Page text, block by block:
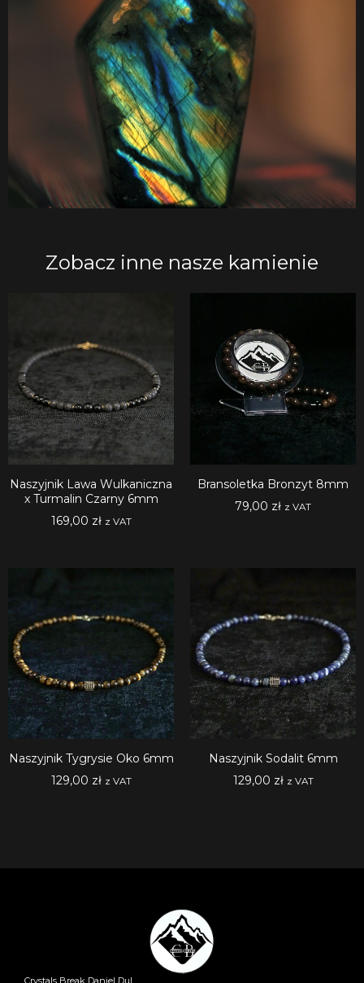
Zobacz inne nasze kamienie
Naszyjnik Lawa Wulkaniczna
x Turmalin Czarny 6mm
169,00 zł z VAT
Bransoletka Bronzyt 8mm
79,00 zł z VAT
Naszyjnik Tygrysie Oko 6mm
129,00 zł z VAT
Naszyjnik Sodalit 6mm
129,00 zł z VAT
Crystals Break Daniel Dul,